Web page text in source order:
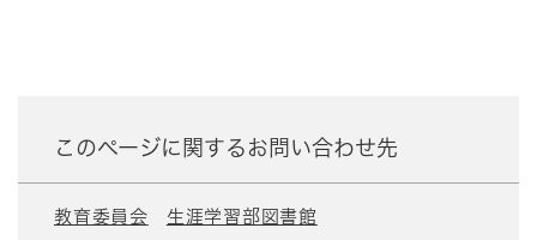
このページに関するお問い合わせ先
教育委員会 生涯学習部図書館